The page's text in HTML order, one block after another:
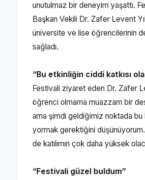
unutulmaz bir deneyim yaşattı.
Başkan Vekili Dr. Zafer Levent
üniversite ve lise öğrencilerinin
sağladı.
“Bu etkinliğin ciddi katkısı
Festivali ziyaret eden Dr. Zafer
öğrenci olmama muazzam bir
ama şimdi geldiğimiz noktada bu
yormak gerektiğini
de katılımın çok daha yüksek
“Festivali güzel buldum”